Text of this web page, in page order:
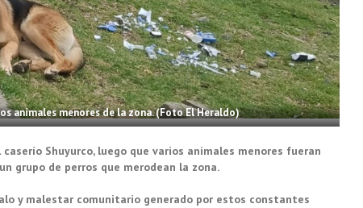
animales menores de la zona. (Foto El Heraldo)
Shuyurco, luego que varios animales menores fueran
grupo de perros que merodean la zona.
y malestar comunitario generado por estos constantes